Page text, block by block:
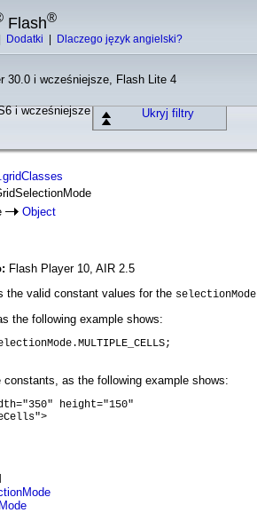
Flash®
Dodatki Dlaczego język angielski?
30.0 i wcześniejsze, Flash Lite 4
i wcześniejsze Ukryj filtry
Object
Flash Player 10, AIR 2.5
the valid constant values for the selectionMode
the following example shows:
as the following example shows:
height="150"